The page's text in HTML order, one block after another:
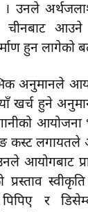
। उनले
चीनबाट आउने
हुन लागेको
अनुमानले
खर्च हुने
कस्ट लगायतले
आयोगबाट
प्रस्ताव
पिपिए र